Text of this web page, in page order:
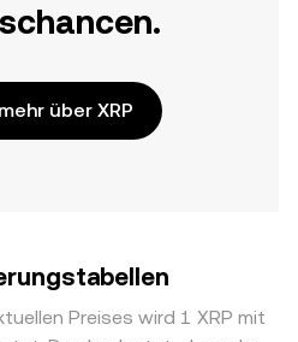
über XRP
Preises wird 1 XRP mit